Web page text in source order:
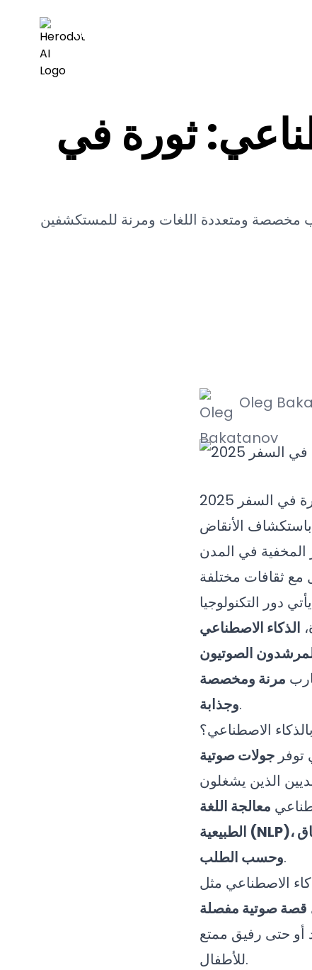
Herodot AI
ثورة في
مخصصة ومتعددة اللغات ومرنة للمستكشفين
Oleg
السفر 2025
باستكشاف الأنقاض
المخفية في المدن
الصوتيون
مرنة ومخصصة
وجذابة.
الاصطناعي؟
جولات صوتية
الذين يشغلون
معالجة اللغة
وحسب الطلب.
قصة صوتية مفصلة
حتى رفيق ممتع
للأطفال.